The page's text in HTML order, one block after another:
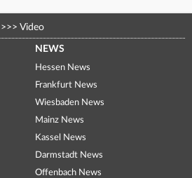
>>> Video
NEWS
Hessen News
Frankfurt News
Wiesbaden News
Mainz News
Kassel News
Darmstadt News
Offenbach News